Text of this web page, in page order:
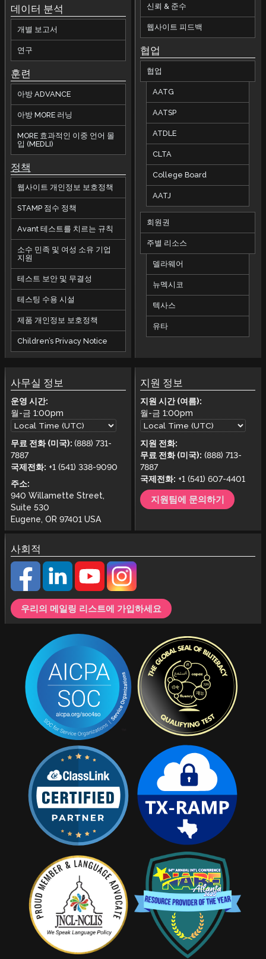
데이터 분석
개별 보고서
연구
훈련
아방 ADVANCE
아방 MORE 러닝
MORE 효과적인 이중 언어 몰
입 (MEDLI)
정책
웹사이트 개인정보 보호정책
STAMP 점수 정책
Avant 테스트를 치르는 규칙
소수 민족 및 여성 소유 기업
지원
테스트 보안 및 무결성
테스팅 수용 시설
제품 개인정보 보호정책
Children’s Privacy Notice
신뢰 & 준수
웹사이트 피드백
협업
협업
AATG
AATSP
ATDLE
CLTA
College Board
AATJ
회원권
주별 리소스
델라웨어
뉴멕시코
텍사스
유타
사무실 정보
운영 시간:
월-금 1:00pm
무료 전화 (미국): (888) 731-
7887
국제전화: +1 (541) 338-9090
주소:
940 Willamette Street,
Suite 530
Eugene, OR 97401 USA
지원 정보
지원 시간 (여름):
월-금1:00pm
지원 전화:
무료 전화 (미국): (888) 713-
7887
국제전화: +1 (541) 607-4401
지원팀에 문의하기
사회적
우리의 메일링 리스트에 가입하세요